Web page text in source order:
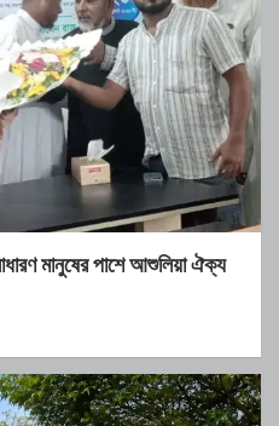
মানুষের পাশে আশুলিয়া ঐক্য